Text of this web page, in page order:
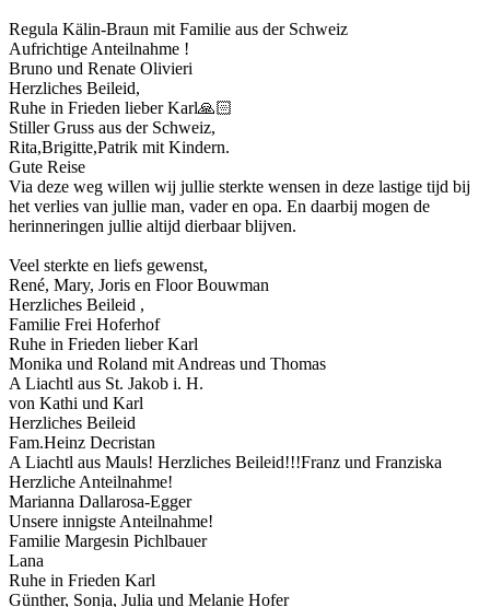
Regula Kälin-Braun mit Familie aus der Schweiz
Aufrichtige Anteilnahme !
Bruno und Renate Olivieri
Herzliches Beileid,
Ruhe in Frieden lieber Karl🙏🏻
Stiller Gruss aus der Schweiz,
Rita,Brigitte,Patrik mit Kindern.
Gute Reise
Via deze weg willen wij jullie sterkte wensen in deze lastige tijd bij
het verlies van jullie man, vader en opa. En daarbij mogen de
herinneringen jullie altijd dierbaar blijven.
Veel sterkte en liefs gewenst,
René, Mary, Joris en Floor Bouwman
Herzliches Beileid ,
Familie Frei Hoferhof
Ruhe in Frieden lieber Karl
Monika und Roland mit Andreas und Thomas
A Liachtl aus St. Jakob i. H.
von Kathi und Karl
Herzliches Beileid
Fam.Heinz Decristan
A Liachtl aus Mauls! Herzliches Beileid!!!Franz und Franziska
Herzliche Anteilnahme!
Marianna Dallarosa-Egger
Unsere innigste Anteilnahme!
Familie Margesin Pichlbauer
Lana
Ruhe in Frieden Karl
Günther, Sonja, Julia und Melanie Hofer